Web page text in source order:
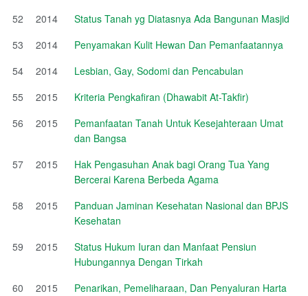
52
2014
Status Tanah yg Diatasnya Ada Bangunan Masjid
53
2014
Penyamakan Kulit Hewan Dan Pemanfaatannya
54
2014
Lesbian, Gay, Sodomi dan Pencabulan
55
2015
Kriteria Pengkafiran (Dhawabit At-Takfir)
56
2015
Pemanfaatan Tanah Untuk Kesejahteraan Umat
dan Bangsa
57
2015
Hak Pengasuhan Anak bagi Orang Tua Yang
Bercerai Karena Berbeda Agama
58
2015
Panduan Jaminan Kesehatan Nasional dan BPJS
Kesehatan
59
2015
Status Hukum Iuran dan Manfaat Pensiun
Hubungannya Dengan Tirkah
60
2015
Penarikan, Pemeliharaan, Dan Penyaluran Harta